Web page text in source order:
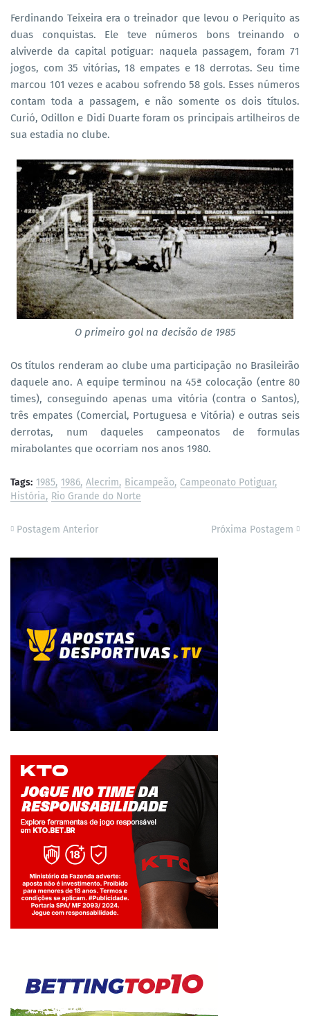
Ferdinando Teixeira era o treinador que levou o Periquito as
duas conquistas. Ele teve números bons treinando o
alviverde da capital potiguar: naquela passagem, foram 71
jogos, com 35 vitórias, 18 empates e 18 derrotas. Seu time
marcou 101 vezes e acabou sofrendo 58 gols. Esses números
contam toda a passagem, e não somente os dois títulos.
Curió, Odillon e Didi Duarte foram os principais artilheiros de
sua estadia no clube.
O primeiro gol na decisão de 1985
Os títulos renderam ao clube uma participação no Brasileirão
daquele ano. A equipe terminou na 45ª colocação (entre 80
times), conseguindo apenas uma vitória (contra o Santos),
três empates (Comercial, Portuguesa e Vitória) e outras seis
derrotas, num daqueles campeonatos de formulas
mirabolantes que ocorriam nos anos 1980.
Tags: 1985 1986 Alecrim Bicampeão Campeonato Potiguar
História Rio Grande do Norte
Postagem Anterior Próxima Postagem
Jogue com responsabilidade. 18+